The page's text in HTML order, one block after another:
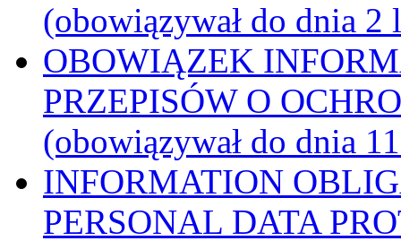
(obowiązywał do dnia 2
OBOWIĄZEK
PRZEPISÓW O
(obowiązywał do dnia
INFORMATION
PERSONAL DATA